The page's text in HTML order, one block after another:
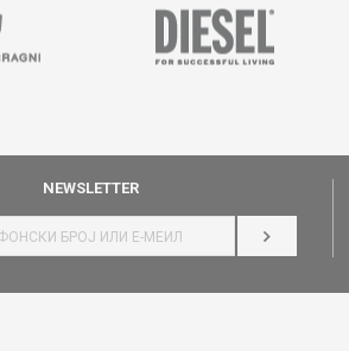
NEWSLETTER
НАЈАВИ СЕ